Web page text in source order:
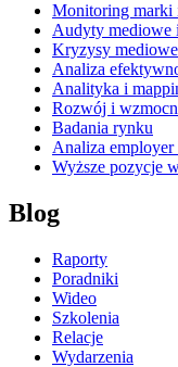
Monitoring marki
Audyty mediowe
Kryzysy
Analiza
Analityka i
Rozwój i
Badania rynku
Analiza employer
Wyższe pozycje
Blog
Raporty
Poradniki
Wideo
Szkolenia
Relacje
Wydarzenia